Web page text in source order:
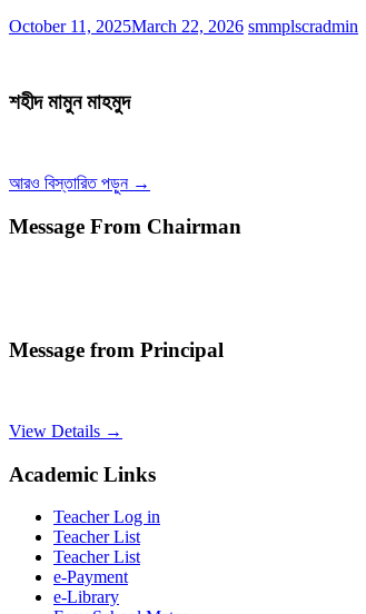
October 11, 2025March 22, 2026 smmplscradmin
শহীদ মামুন মাহমুদ
আরও বিস্তারিত পড়ুন →
Message From Chairman
Message from Principal
View Details →
Academic Links
Teacher Log in
Teacher List
Teacher List
e-Payment
e-Library